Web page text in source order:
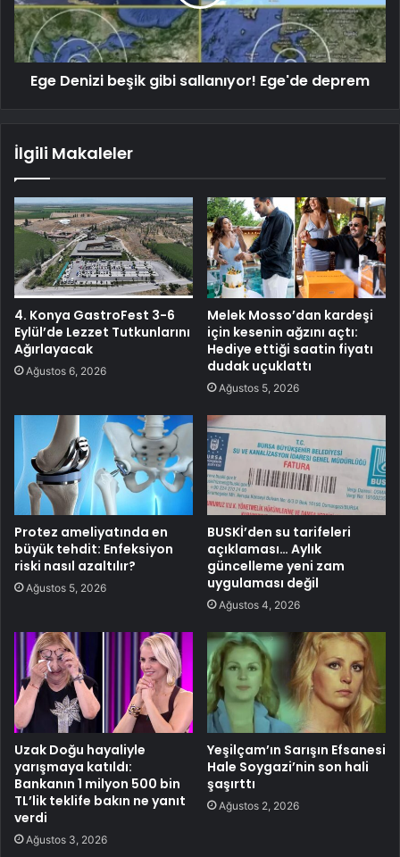
Ege Denizi beşik gibi sallanıyor! Ege'de deprem
İlgili Makaleler
4. Konya GastroFest 3-6
Eylül’de Lezzet Tutkunlarını
Ağırlayacak
Ağustos 6, 2026
Melek Mosso’dan kardeşi
için kesenin ağzını açtı:
Hediye ettiği saatin fiyatı
dudak uçuklattı
Ağustos 5, 2026
Protez ameliyatında en
büyük tehdit: Enfeksiyon
riski nasıl azaltılır?
Ağustos 5, 2026
BUSKİ’den su tarifeleri
açıklaması… Aylık
güncelleme yeni zam
uygulaması değil
Ağustos 4, 2026
Uzak Doğu hayaliyle
yarışmaya katıldı:
Bankanın 1 milyon 500 bin
TL’lik teklife bakın ne yanıt
verdi
Ağustos 3, 2026
Yeşilçam’ın Sarışın Efsanesi
Hale Soygazi’nin son hali
şaşırttı
Ağustos 2, 2026